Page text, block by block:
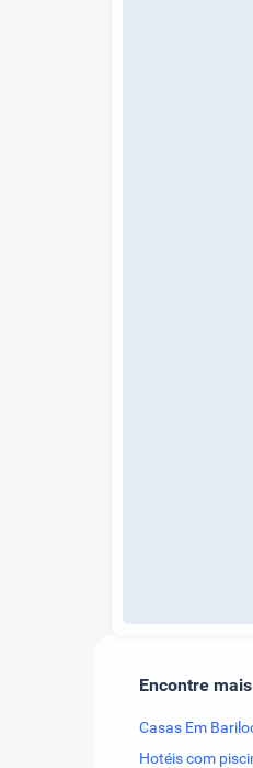
Encontre
Casas Em
Hotéis com